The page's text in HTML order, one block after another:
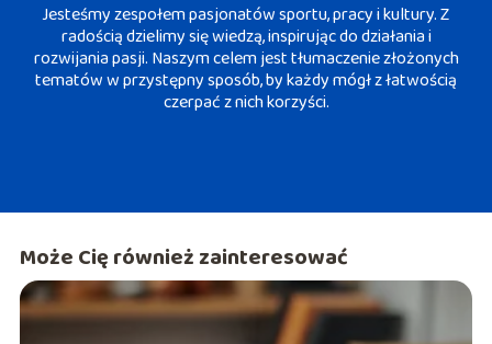
Jesteśmy zespołem pasjonatów sportu, pracy i kultury. Z
radością dzielimy się wiedzą, inspirując do działania i
rozwijania pasji. Naszym celem jest tłumaczenie złożonych
tematów w przystępny sposób, by każdy mógł z łatwością
czerpać z nich korzyści.
Może Cię również zainteresować